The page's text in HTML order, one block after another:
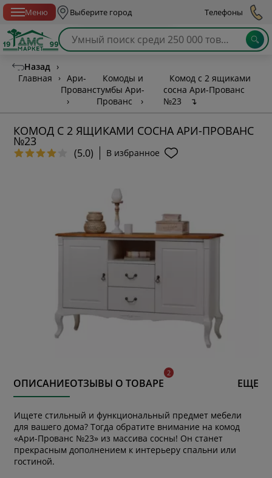
Меню Выберите город Телефоны
Назад ›
Главная
› Ари-
Прованс
›
Комоды и
тумбы Ари-
Прованс
›
Комод с 2 ящиками
сосна Ари-Прованс
№23
↴
КОМОД С 2 ЯЩИКАМИ СОСНА АРИ-ПРОВАНС
№23
(5.0) В избранное
ОПИСАНИЕОТЗЫВЫ О ТОВАРЕ ЕЩЕ
Ищете стильный и функциональный предмет мебели
для вашего дома? Тогда обратите внимание на комод
«Ари-Прованс №23» из массива сосны! Он станет
прекрасным дополнением к интерьеру спальни или
гостиной.